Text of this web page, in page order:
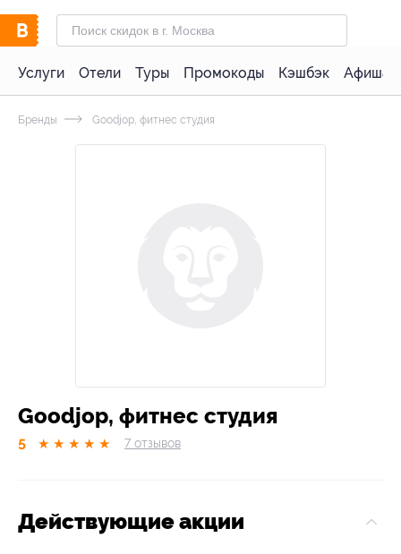
Услуги Отели Туры Промокоды Кэшбэк Афиша
Бренды Goodjop, фитнес студия
Goodjop, фитнес студия
5 ★ ★ ★ ★ ★ 7 отзывов
Действующие акции